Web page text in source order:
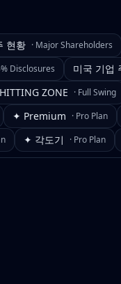
현황 · Major Shareholders
Disclosures 미국 기업
HITTING ZONE · Full Swing
✦ Premium · Pro Plan
✦ 각도기 · Pro Plan